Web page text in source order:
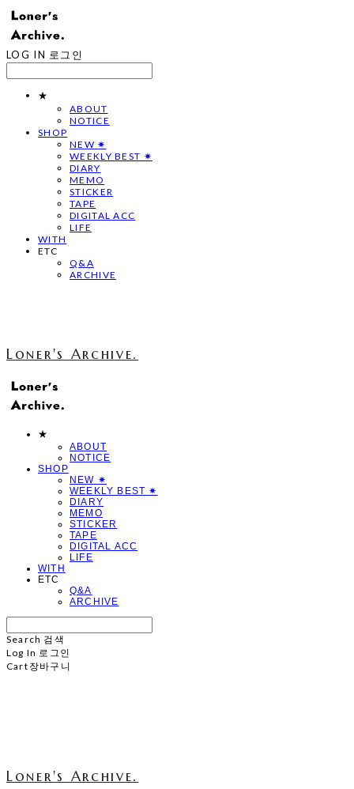
LOG IN 로그인
★
ABOUT
NOTICE
SHOP
NEW ✷
WEEKLY BEST ✷
DIARY
MEMO
STICKER
TAPE
DIGITAL ACC
LIFE
WITH
ETC
Q&A
ARCHIVE
Loner's Archive.
★
ABOUT
NOTICE
SHOP
NEW ✷
WEEKLY BEST ✷
DIARY
MEMO
STICKER
TAPE
DIGITAL ACC
LIFE
WITH
ETC
Q&A
ARCHIVE
Search 검색
Log In 로그인
Cart 장바구니
Loner's Archive.